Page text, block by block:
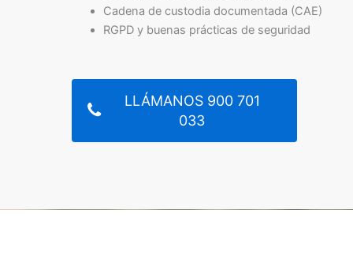
Cadena de custodia documentada (CAE)
RGPD y buenas prácticas de seguridad
LLÁMANOS 900 701
033